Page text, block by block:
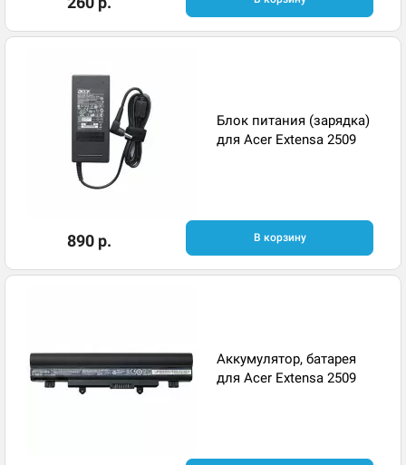
Блок питания (зарядка)
для Acer Extensa 2509
890 р. В корзину
Аккумулятор, батарея
для Acer Extensa 2509